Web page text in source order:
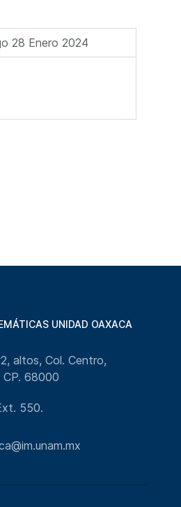
28 Enero 2024
UNIDAD OAXACA
altos, Col. Centro,
CP. 68000
550.